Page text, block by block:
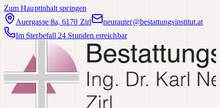
Zum Hauptinhalt springen
Auergasse 8a, 6170 Zirl
neurauter@bestattungsinstitut.at
Im Sterbefall 24 Stunden erreichbar